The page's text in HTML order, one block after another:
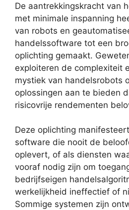
De aantrekkingskracht van
met minimale inspanning
van robots en
handelssoftware tot een
oplichting gemaakt.
exploiteren de complexiteit
mystiek van handelsrobots
oplossingen aan te bieden
risicovrije rendementen
Deze oplichting
software die nooit de
oplevert, of als diensten
vooraf nodig zijn om
bedrijfseigen
werkelijkheid ineffectief of
Sommige systemen zijn